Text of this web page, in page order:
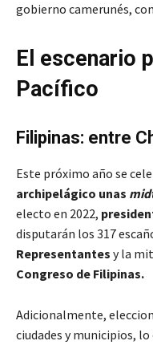
gobierno camerunés,
El escenario
Pacífico
Filipinas: entre
Este próximo año se
archipelágico unas
electo en 2022,
disputarán los 317
Representantes y la
Congreso de Filipinas.
Adicionalmente,
ciudades y municipios,